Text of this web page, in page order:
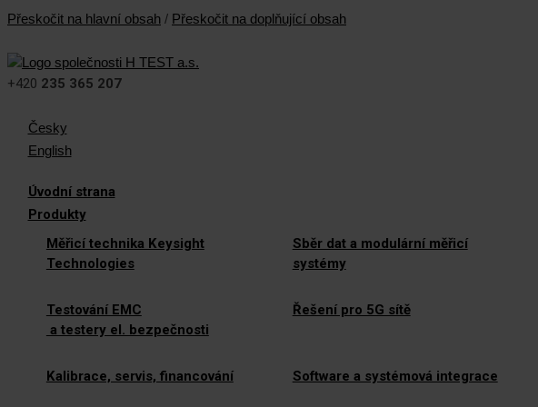
Přeskočit na hlavní obsah / Přeskočit na doplňující obsah
+420 235 365 207
Česky
English
Úvodní strana
Produkty
Měřicí technika Keysight
Technologies
Sběr dat a modulární měřicí
systémy
Testování EMC
a testery el. bezpečnosti
Řešení pro 5G sítě
Kalibrace, servis, financování Software a systémová integrace